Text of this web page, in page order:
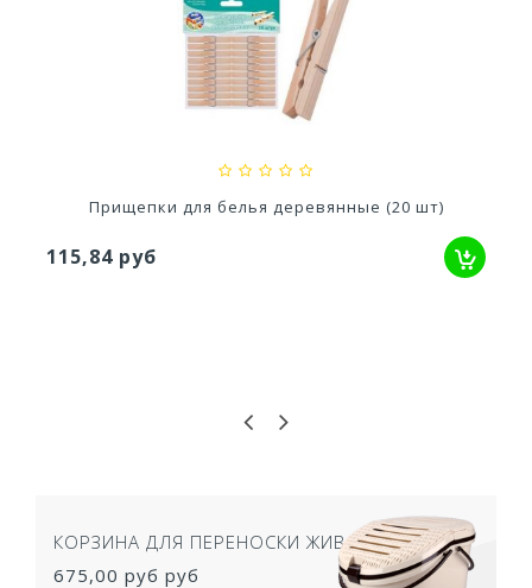
Ускоритель компоста 60гр
79,80 руб
деревянные (20 шт) Прищепки
КОРЗИНА ДЛЯ ПЕРЕНОСКИ ЖИВОТНЫХ
675,00 руб руб